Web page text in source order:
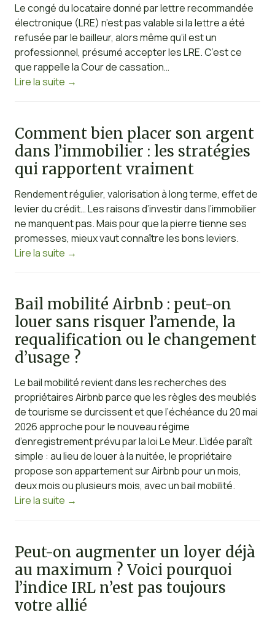
Le congé du locataire donné par lettre recommandée
électronique (LRE) n’est pas valable si la lettre a été
refusée par le bailleur, alors même qu’il est un
professionnel, présumé accepter les LRE. C’est ce
que rappelle la Cour de cassation…
Lire la suite →
Comment bien placer son argent
dans l’immobilier : les stratégies
qui rapportent vraiment
Rendement régulier, valorisation à long terme, effet de
levier du crédit… Les raisons d’investir dans l’immobilier
ne manquent pas. Mais pour que la pierre tienne ses
promesses, mieux vaut connaître les bons leviers.
Lire la suite →
Bail mobilité Airbnb : peut-on
louer sans risquer l’amende, la
requalification ou le changement
d’usage ?
Le bail mobilité revient dans les recherches des
propriétaires Airbnb parce que les règles des meublés
de tourisme se durcissent et que l’échéance du 20 mai
2026 approche pour le nouveau régime
d’enregistrement prévu par la loi Le Meur. L’idée paraît
simple : au lieu de louer à la nuitée, le propriétaire
propose son appartement sur Airbnb pour un mois,
deux mois ou plusieurs mois, avec un bail mobilité.
Lire la suite →
Peut-on augmenter un loyer déjà
au maximum ? Voici pourquoi
l’indice IRL n’est pas toujours
votre allié